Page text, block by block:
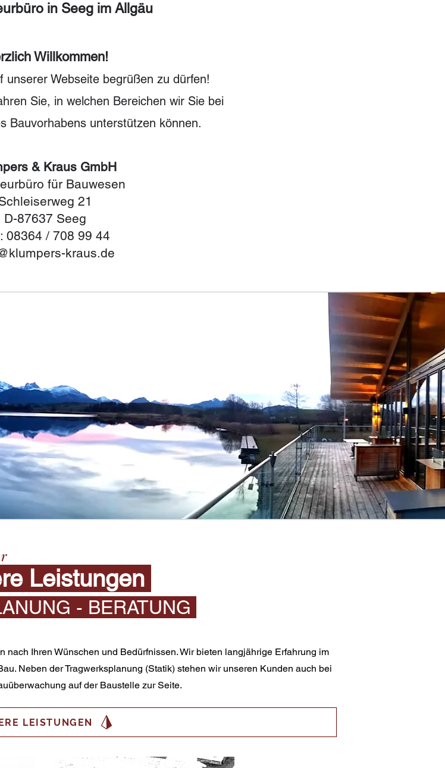
Willkommen!
unserer Webseite begrüßen zu dürfen!
Sie, in welchen Bereichen wir Sie bei
Bauvorhabens unterstützen können.
in Seeg im Allgäu
& Kraus GmbH
für Bauwesen
21
D-87637 Seeg
08364 / 708 99 44
kraus.de
Leistungen
- BERATUNG
Ihren Wünschen und Bedürfnissen. Wir bieten langjährige Erfahrung im
Neben der Tragwerksplanung (Statik) stehen wir unseren Kunden auch bei
auf der Baustelle zur Seite.
LEISTUNGEN